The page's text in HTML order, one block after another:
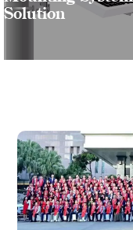
Solution